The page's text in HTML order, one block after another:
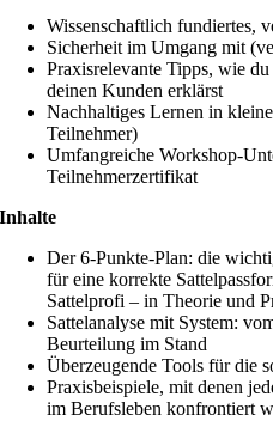
Wissenschaftlich fundiertes,
Sicherheit im Umgang mit
Praxisrelevante Tipps, wie
deinen Kunden erklärst
Nachhaltiges Lernen in
Teilnehmer)
Umfangreiche Workshop-
Teilnehmerzertifikat
Inhalte
Der 6-Punkte-Plan: die
für eine korrekte
Sattelprofi – in Theorie und
Sattelanalyse mit System:
Beurteilung im Stand
Überzeugende Tools für die
Praxisbeispiele, mit denen
im Berufsleben konfrontiert